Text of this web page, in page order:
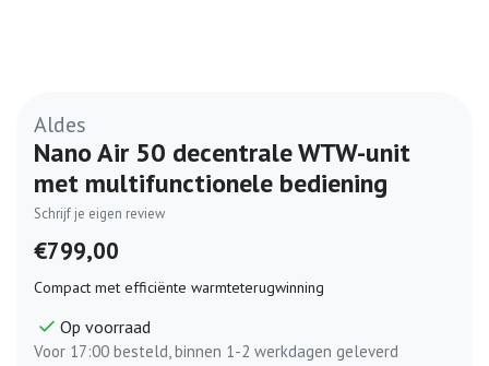
Aldes
Nano Air 50 decentrale WTW-unit
met multifunctionele bediening
Schrijf je eigen review
€799,00
Compact met efficiënte warmteterugwinning
Op voorraad
Voor 17:00 besteld, binnen 1-2 werkdagen geleverd